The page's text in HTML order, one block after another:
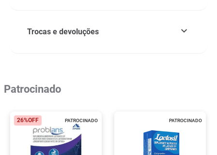
Trocas e devoluções
Patrocinado
PATROCINADO
26%OFF PATROCINADO